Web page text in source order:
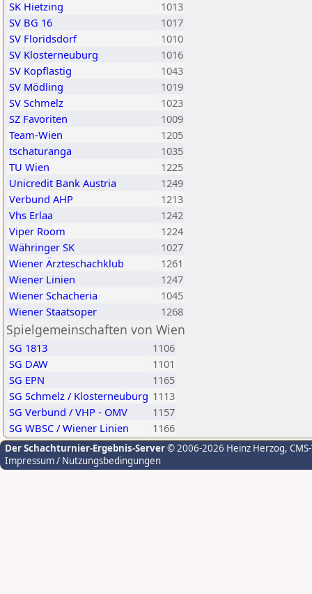
SK Hietzing
1013
SV BG 16
1017
SV Floridsdorf
1010
SV Klosterneuburg
1016
SV Kopflastig
1043
SV Mödling
1019
SV Schmelz
1023
SZ Favoriten
1009
Team-Wien
1205
tschaturanga
1035
TU Wien
1225
Unicredit Bank Austria
1249
Verbund AHP
1213
Vhs Erlaa
1242
Viper Room
1224
Währinger SK
1027
Wiener Ärzteschachklub
1261
Wiener Linien
1247
Wiener Schacheria
1045
Wiener Staatsoper
1268
Spielgemeinschaften von Wien
SG 1813
1106
SG DAW
1101
SG EPN
1165
SG Schmelz / Klosterneuburg 1113
SG Verbund / VHP - OMV
1157
SG WBSC / Wiener Linien
1166
Der Schachturnier-Ergebnis-Server© 2006-2026 Heinz Herzog,
Impressum / Nutzungsbedingungen